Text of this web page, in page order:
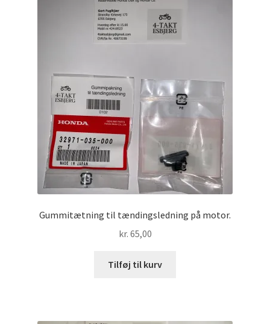
Gummitætning til tændingsledning på motor.
kr. 65,00
Tilføj til kurv